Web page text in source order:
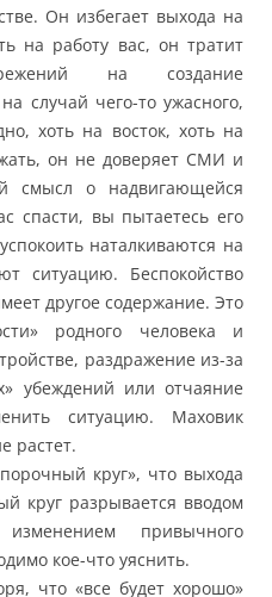
Он избегает выхода на
на работу вас, он тратит
на создание
случай чего-то ужасного,
хоть на восток, хоть на
он не доверяет СМИ и
смысл о надвигающейся
спасти, вы пытаетесь его
наталкиваются на
ситуацию. Беспокойство
другое содержание. Это
родного человека и
раздражение из-за
убеждений или отчаяние
ситуацию. Маховик
растет.
круг», что выхода
круг разрывается вводом
привычного
кое-что уяснить.
что «все будет хорошо»